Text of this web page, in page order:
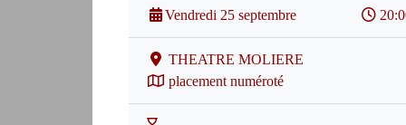
Vendredi 25 septembre
THEATRE MOLIERE
placement numéroté